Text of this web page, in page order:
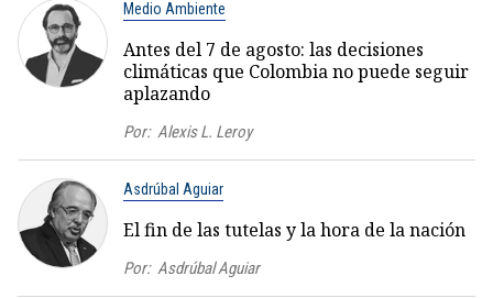
Medio Ambiente
Antes del 7 de agosto: las decisiones
climáticas que Colombia no puede seguir
aplazando
Por: Alexis L. Leroy
Asdrúbal Aguiar
El fin de las tutelas y la hora de la nación
Por: Asdrúbal Aguiar